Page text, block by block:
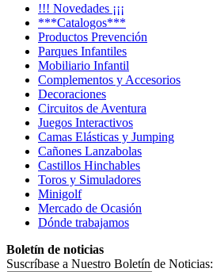
!!! Novedades ¡¡¡
***Catalogos***
Productos Prevención
Parques Infantiles
Mobiliario Infantil
Complementos y Accesorios
Decoraciones
Circuitos de Aventura
Juegos Interactivos
Camas Elásticas y Jumping
Cañones Lanzabolas
Castillos Hinchables
Toros y Simuladores
Minigolf
Mercado de Ocasión
Dónde trabajamos
Boletín de noticias
Suscríbase a Nuestro Boletín de Noticias: